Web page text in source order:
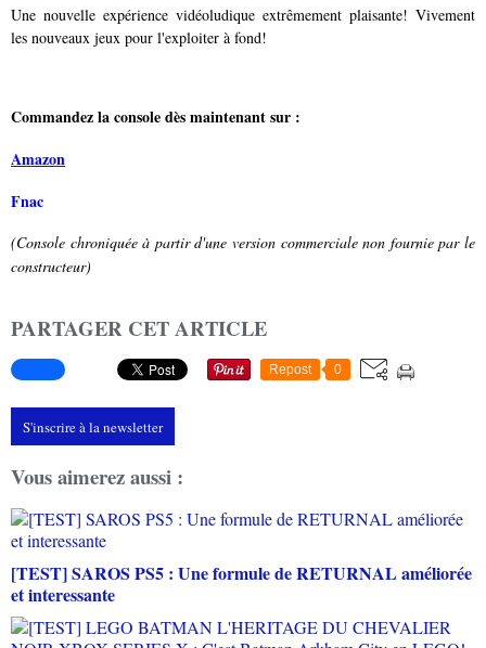
Une nouvelle expérience vidéoludique extrêmement plaisante! Vivement
les nouveaux jeux pour l'exploiter à fond!
Commandez la console dès maintenant sur :
Amazon
Fnac
(Console chroniquée à partir d'une version commerciale non fournie par le
constructeur)
PARTAGER CET ARTICLE
Repost 0
S'inscrire à la newsletter
Vous aimerez aussi :
[TEST] SAROS PS5 : Une formule de RETURNAL améliorée
et interessante